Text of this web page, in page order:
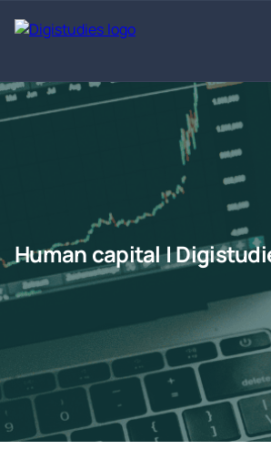
Exacte
Geen vakken.
Human capital |